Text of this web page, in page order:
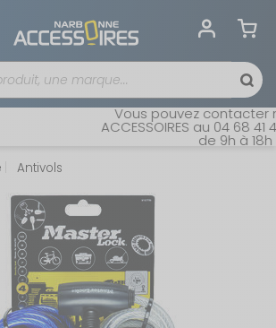
Vous pouvez contacter
ACCESSOIRES au 04 68 41
de 9h à 18h
Antivols